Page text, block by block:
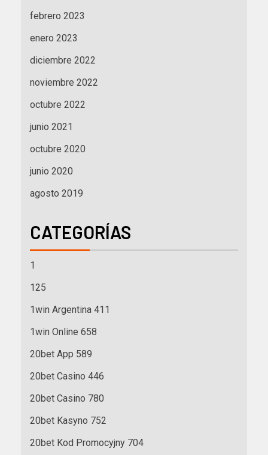
febrero 2023
enero 2023
diciembre 2022
noviembre 2022
octubre 2022
junio 2021
octubre 2020
junio 2020
agosto 2019
CATEGORÍAS
1
125
1win Argentina 411
1win Online 658
20bet App 589
20bet Casino 446
20bet Casino 780
20bet Kasyno 752
20bet Kod Promocyjny 704